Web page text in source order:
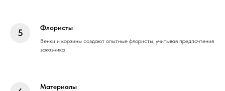
Флористы
Венки и корзины создают опытные флористы, учитывая предпочтения
заказчика
Материалы